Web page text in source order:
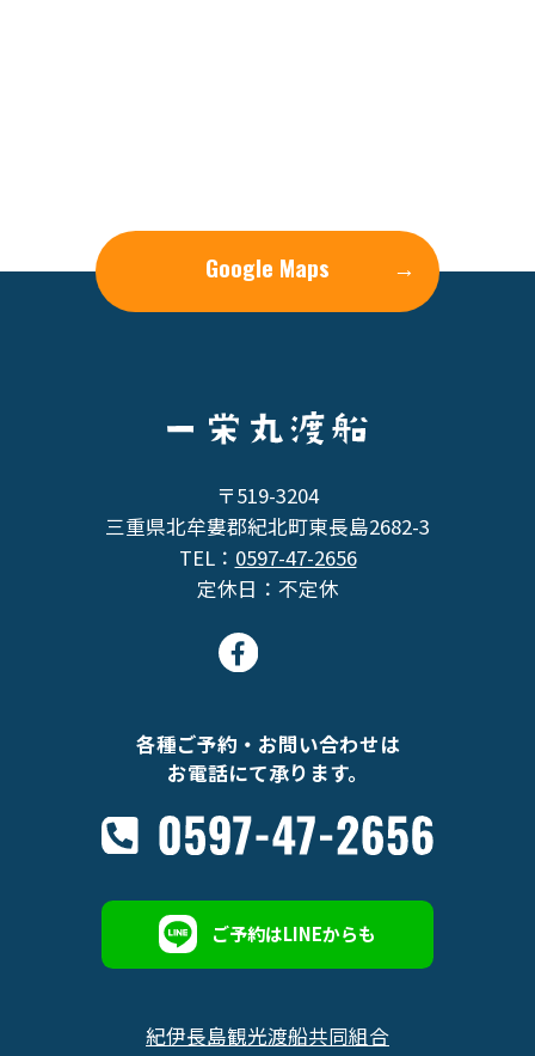
Google Maps →
〒519-3204
三重県北牟婁郡紀北町東長島2682-3
TEL： 0597-47-2656
定休日：不定休
各種ご予約・お問い合わせは
お電話にて承ります。
ご予約はLINEからも
紀伊長島観光渡船共同組合